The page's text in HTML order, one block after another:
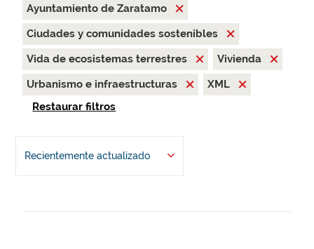
Ayuntamiento de Zaratamo
Ciudades y comunidades sostenibles
Vida de ecosistemas terrestres
Vivienda
Urbanismo e infraestructuras
XML
Restaurar filtros
Recientemente actualizado